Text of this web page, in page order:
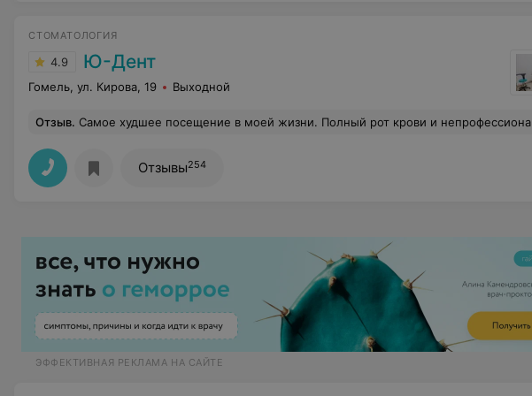
СТОМАТОЛОГИЯ
4.9 Ю-Дент
Гомель, ул. Кирова, 19 Выходной
Отзыв. Самое худшее посещение в моей жизни. Полный рот крови и непрофессионализм
Отзывы254
ЭФФЕКТИВНАЯ РЕКЛАМА НА САЙТЕ